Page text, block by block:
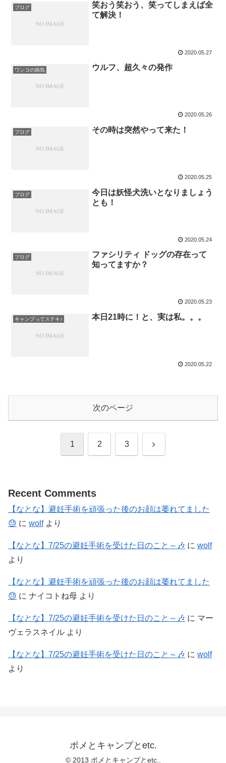
ブログ
笑おう笑おう、笑ってしまえば全
て解決！
2020.05.27
ワンコの病気 ウルフ、超久々の発作
2020.05.26
ブログ その時は突然やって来た！
2020.05.25
ブログ
今日は妖怪犬洗いとなりましょう
とも！
2020.05.24
ブログ
ファシリティ ドッグの存在って
知ってますか？
2020.05.23
キャンプってステキ♪ 本日21時に！と、実は私。。。
2020.05.22
次のページ
1 2 3 次
Recent Comments
【なとな】避妊手術を頑張った後のお顔は萎れてました
😓 に wolfより
【なとな】7/25の避妊手術を受けた日のこと～🎶 に wolf
より
【なとな】避妊手術を頑張った後のお顔は萎れてました
😓 に ナイコトね母 より
【なとな】7/25の避妊手術を受けた日のこと～🎶 に マー
ヴェラスネイル より
【なとな】7/25の避妊手術を受けた日のこと～🎶 に wolf
より
ポメとキャンプとetc.
© 2013 ポメとキャンプとetc..